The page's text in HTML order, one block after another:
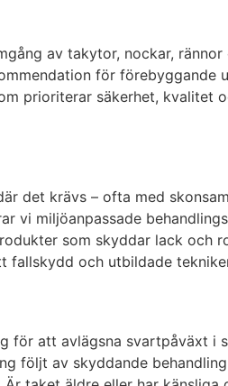
av takytor, nockar,
för förebyggande
prioriterar säkerhet, kvalitet
det krävs – ofta med
vi miljöanpassade
som skyddar lack och
och utbildade
att avlägsna svartpåväxt i
följt av skyddande